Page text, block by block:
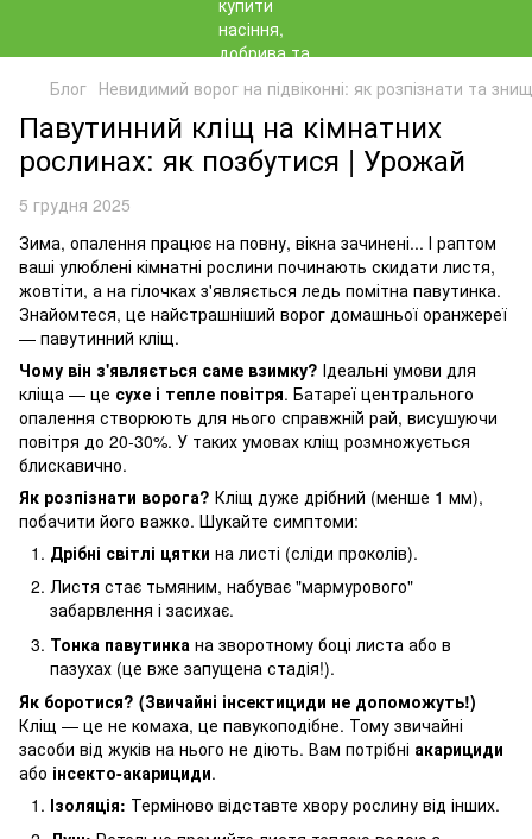
Блог Невидимий ворог на підвіконні: як розпізнати та
Павутинний кліщ на кімнатних
рослинах: як позбутися | Урожай
5 грудня 2025
Зима, опалення працює на повну, вікна зачинені... І раптом
ваші улюблені кімнатні рослини починають скидати листя,
жовтіти, а на гілочках з'являється ледь помітна павутинка.
Знайомтеся, це найстрашніший ворог домашньої оранжереї
— павутинний кліщ.
Чому він з'являється саме взимку? Ідеальні умови для
кліща — це сухе і тепле повітря. Батареї центрального
опалення створюють для нього справжній рай, висушуючи
повітря до 20-30%. У таких умовах кліщ розмножується
блискавично.
Як розпізнати ворога? Кліщ дуже дрібний (менше 1 мм),
побачити його важко. Шукайте симптоми:
Дрібні світлі цятки на листі (сліди проколів).
Листя стає тьмяним, набуває "мармурового"
забарвлення і засихає.
Тонка павутинка на зворотному боці листа або в
пазухах (це вже запущена стадія!).
Як боротися? (Звичайні інсектициди не допоможуть!)
Кліщ — це не комаха, це павукоподібне. Тому звичайні
засоби від жуків на нього не діють. Вам потрібні акарициди
або інсекто-акарициди.
Ізоляція: Терміново відставте хвору рослину від інших.